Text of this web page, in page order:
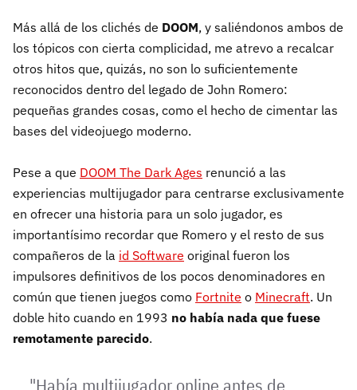
Más allá de los clichés de DOOM, y saliéndonos ambos de
los tópicos con cierta complicidad, me atrevo a recalcar
otros hitos que, quizás, no son lo suficientemente
reconocidos dentro del legado de John Romero:
pequeñas grandes cosas, como el hecho de cimentar las
bases del videojuego moderno.
Pese a que DOOM The Dark Ages renunció a las
experiencias multijugador para centrarse exclusivamente
en ofrecer una historia para un solo jugador, es
importantísimo recordar que Romero y el resto de sus
compañeros de la id Software original fueron los
impulsores definitivos de los pocos denominadores en
común que tienen juegos como Fortnite o Minecraft. Un
doble hito cuando en 1993 no había nada que fuese
remotamente parecido.
"Había multijugador online antes de